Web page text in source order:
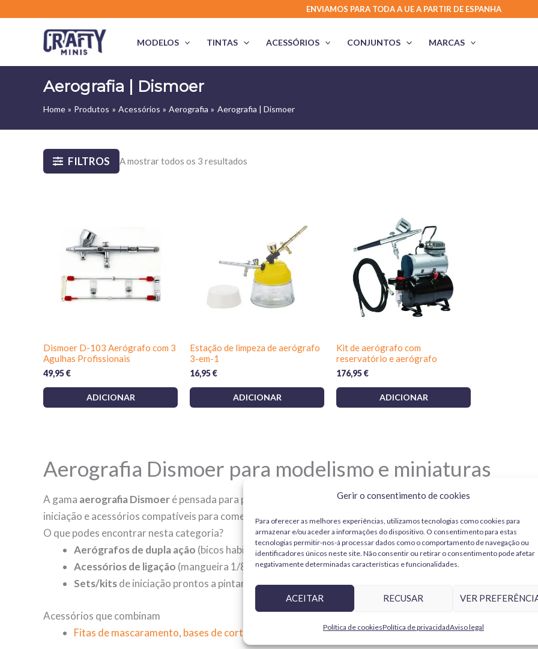
Gerir o consentimento de cookies
Para oferecer as melhores experiências, utilizamos tecnologias como cookies para
armazenar e/ou aceder a informações do dispositivo. O consentimento para estas
tecnologias permitir-nos-á processar dados como o comportamento de navegação ou
identificadores únicos neste site. Não consentir ou retirar o consentimento pode afetar
negativamente determinadas características e funcionalidades.
ACEITAR RECUSAR VER
Política de cookiesPolítica de privacidadAviso legal
ENVIAMOS PARA TODA A UE A PARTIR DE ESPANHA
MODELOS TINTAS ACESSÓRIOS CONJUNTOS MARCAS
Aerografia | Dismoer
Home Produtos Acessórios Aerografia Aerografia | Dismoer
FILTROS A mostrar todos os 3 resultados
Dismoer D-103 Aerógrafo com 3
Agulhas Profissionais
49,95€
ADICIONAR
Estação de limpeza de aerógrafo
3-em-1
16,95€
ADICIONAR
Kit de aerógrafo com
reservatório e aerógrafo
176,95€
ADICIONAR
Aerografia Dismoer para modelismo e miniaturas
A gama aerografia Dismoeré pensada para primários finos, camadas base rápidas, degradês suaves e
iniciação e acessórios compatíveis para começar bem e manter o teu equipamento em forma.
O que podes encontrar nesta categoria?
Aerógrafos de dupla ação (bicos habituais 0,2–0,5 mm) para controlo de caudal e traço.
Acessórios de ligação (mangueira 1/8", adaptadores) para integrar o teu equipamento.
Sets/kitsde iniciação prontos a pintar em poucos minutos.
Acessórios que combinam
Fitas de mascaramento, bases de corte ferramentas de corte,lixaselimas,pinças.